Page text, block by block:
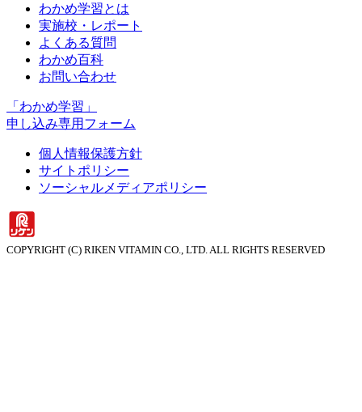
わかめ学習とは
実施校・レポート
よくある質問
わかめ百科
お問い合わせ
「わかめ学習」
申し込み専用フォーム
個人情報保護方針
サイトポリシー
ソーシャルメディアポリシー
COPYRIGHT (C) RIKEN VITAMIN CO., LTD. ALL RIGHTS RESERVED